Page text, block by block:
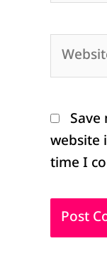
Website
Save
website
time I